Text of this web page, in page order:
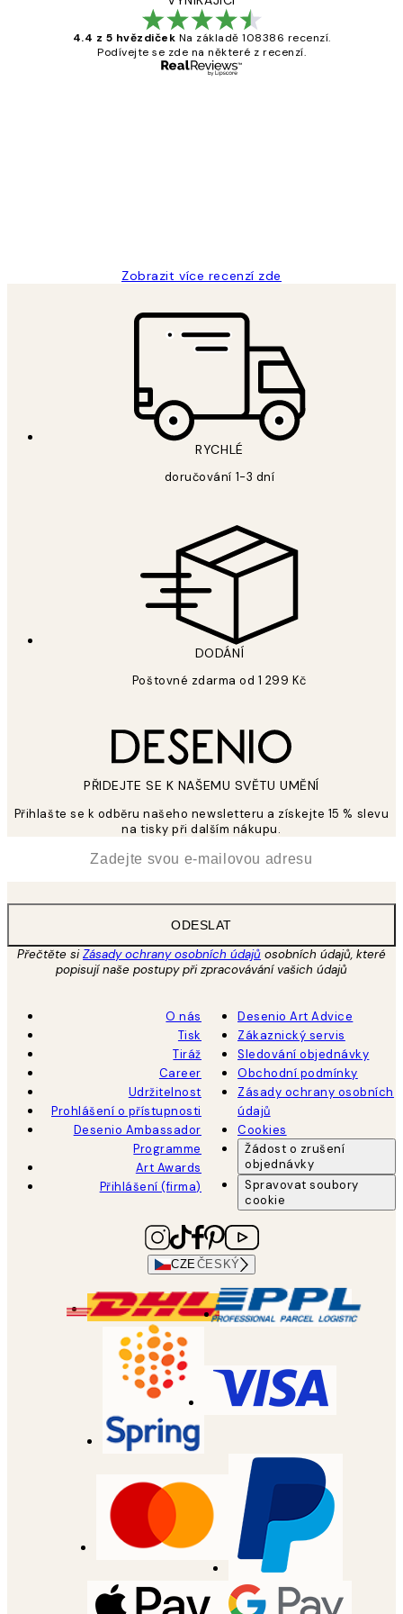
4.4 z 5 hvězdiček Na základě 108386 recenzí.
Podívejte se zde na některé z recenzí.
Zobrazit více recenzí zde
RYCHLÉ
doručování 1-3 dní
DODÁNÍ
Poštovné zdarma od 1 299 Kč
PŘIDEJTE SE K NAŠEMU SVĚTU UMĚNÍ
Přihlašte se k odběru našeho newsletteru a získejte 15 % slevu
na tisky při dalším nákupu.
ODESLAT
Přečtěte siZásady ochrany osobních údajů osobních údajů, které
popisují naše postupy při zpracovávání vašich údajů
O nás
Tisk
Tiráž
Career
Udržitelnost
Prohlášení o přístupnosti
Desenio Ambassador
Programme
Art Awards
Přihlášení (firma)
Desenio Art Advice
Zákaznický servis
Sledování objednávky
Obchodní podmínky
Zásady ochrany osobních
údajů
Cookies
Žádost o zrušení
objednávky
Spravovat soubory
cookie
CZEČESKÝ